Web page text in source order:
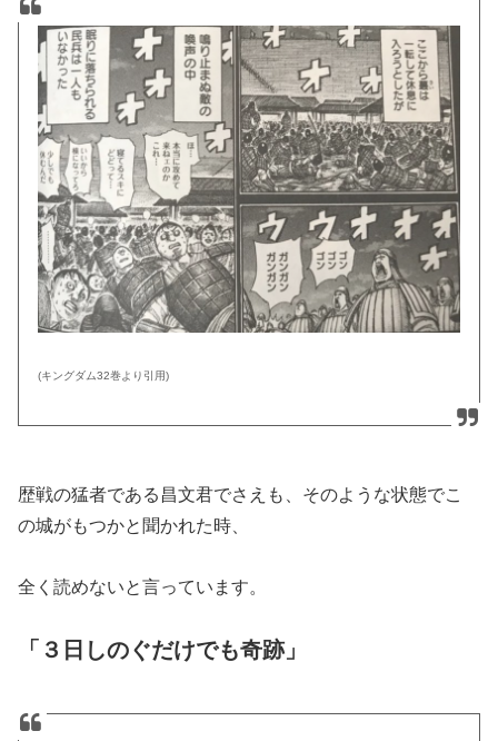
(キングダム32巻より引用)
歴戦の猛者である昌文君でさえも、そのような状態でこ
の城がもつかと聞かれた時、
全く読めないと言っています。
「３日しのぐだけでも奇跡」